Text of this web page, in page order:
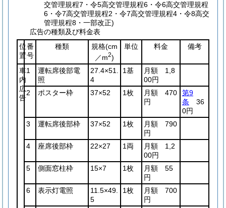
交管理規程7・令5高交管理規程6・令6高交管理規程
6・令7高交管理規程2・令7高交管理規程4・令8高交
管理規程8・一部改正)
広告の種類及び料金表
位
置
番
号
種類 規格(cm
／m2)
単位 料金 備考
車
内
広
告
1
運転席後部電
照
27.4×51.
4
1基
月額 1,8
00円
2
ポスター枠 37×52 1枚
月額 470
円
第9
条 36
0円
3
運転席後部枠 37×52 1枚
月額 790
円
4
座席後部枠 22×27 1両
月額 1,2
00円
5
側面窓柱枠 15×7 1枚
月額 55
円
6
表示灯電照
11.5×49.
5
1枚
月額 700
円